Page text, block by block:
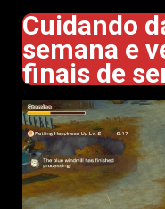
Cuidando
semana e
finais de